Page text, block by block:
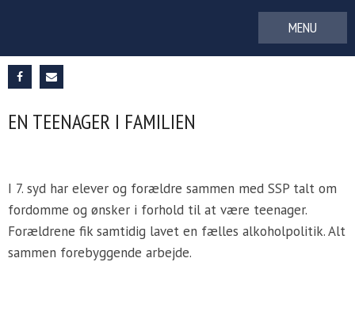
EN TEENAGER I FAMILIEN
I 7. syd har elever og forældre sammen med SSP talt om
fordomme og ønsker i forhold til at være teenager.
Forældrene fik samtidig lavet en fælles alkoholpolitik. Alt
sammen forebyggende arbejde.